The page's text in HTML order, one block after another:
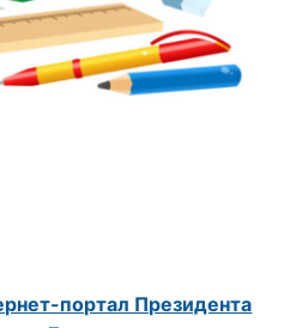
портал Президента